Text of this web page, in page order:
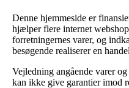
Denne hjemmeside er
hjælper flere internet
forretningernes varer, og
besøgende realiserer en
Vejledning angående varer
kan ikke give garantier imod